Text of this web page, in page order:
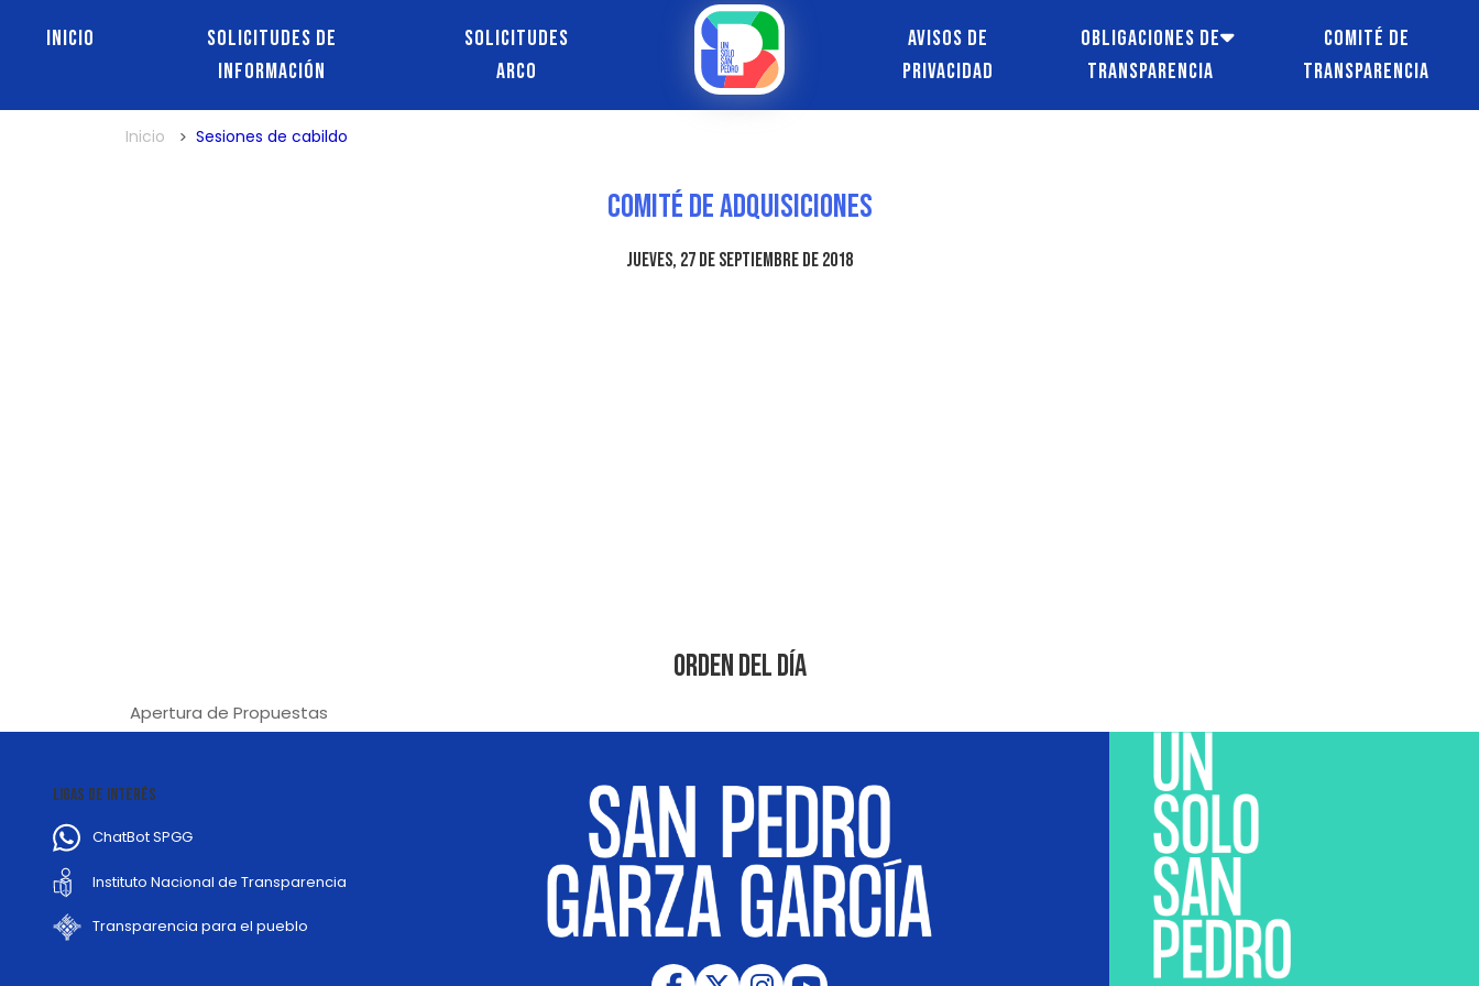
Inicio
Solicitudes de
información
Solicitudes
ARCO
Avisos de
Privacidad
Obligaciones de
transparencia
Comité de
transparencia
Inicio Sesiones de cabildo
Comité de Adquisiciones
jueves, 27 de septiembre de 2018
Orden del Día
Apertura de Propuestas
LIGAS DE INTERÉS
ChatBot SPGG
Instituto Nacional de Transparencia
Transparencia para el pueblo